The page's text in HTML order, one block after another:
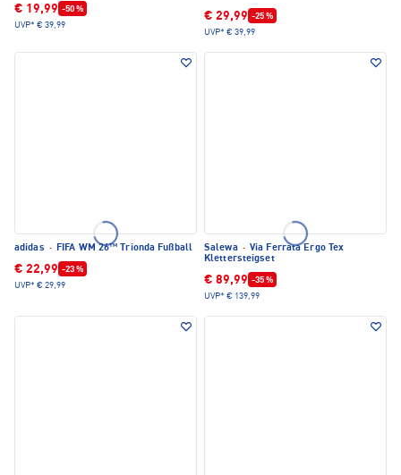
€ 19,99 -50 %
UVP* € 39,99
€ 29,99 -25 %
UVP* € 39,99
adidas · FIFA WM 26™ Trionda Fußball
€ 22,99 -23 %
UVP* € 29,99
Salewa · Via Ferrata Ergo Tex
Klettersteigset
€ 89,99 -35 %
UVP* € 139,99